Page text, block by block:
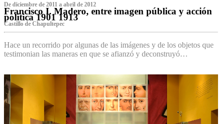
De diciembre de 2011 a abril de 2012
Francisco I. Madero, entre imagen pública y acción
política 1901 1913
Castillo de Chapultepec
Hace un recorrido por algunas de las imágenes y de los objetos que
testimonian las maneras en que se afianzó y deconstruyó…